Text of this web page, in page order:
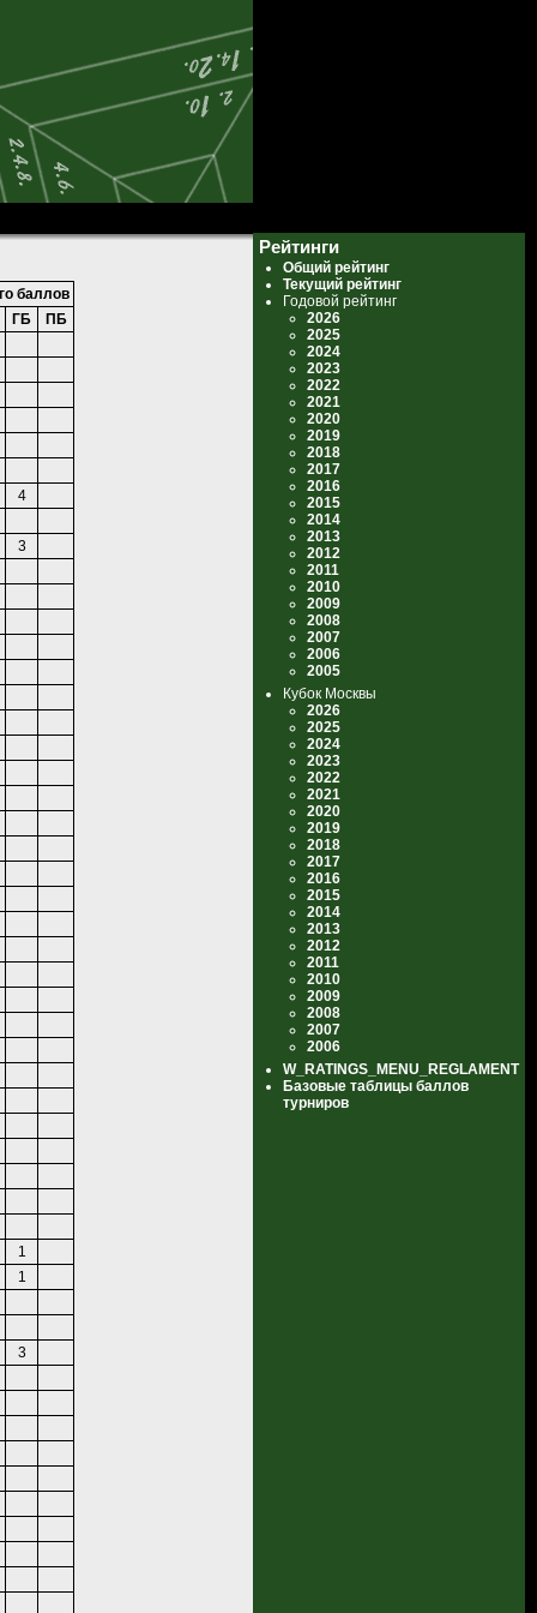
баллов
ГБ
ПБ
4
3
1
1
3
Рейтинги
Общий рейтинг
Текущий рейтинг
Годовой рейтинг
2026
2025
2024
2023
2022
2021
2020
2019
2018
2017
2016
2015
2014
2013
2012
2011
2010
2009
2008
2007
2006
2005
Кубок Москвы
2026
2025
2024
2023
2022
2021
2020
2019
2018
2017
2016
2015
2014
2013
2012
2011
2010
2009
2008
2007
2006
W_RATINGS_MENU_REGLAMENT
Базовые таблицы баллов
турниров